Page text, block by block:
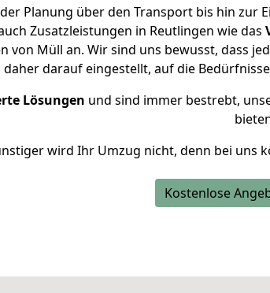
Planung über den Transport bis hin zur
Zusatzleistungen in Reutlingen wie das
von Müll an. Wir sind uns bewusst, dass
daher darauf eingestellt, auf die
Lösungen und sind immer bestrebt,
wird Ihr Umzug nicht, denn bei uns
Kostenlose